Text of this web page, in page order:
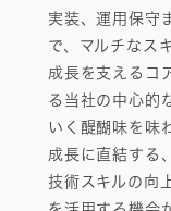
実装、運用保守
で、マルチなス
成長を支えるコ
る当社の中心的
いく醍醐味を味
成長に直結する
技術スキルの向